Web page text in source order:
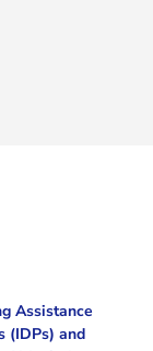
Assistance
(IDPs) and